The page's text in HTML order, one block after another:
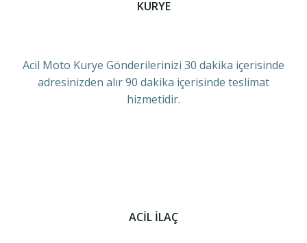
KURYE
Acil Moto Kurye Gönderilerinizi 30 dakika içerisinde
adresinizden alır 90 dakika içerisinde teslimat
hizmetidir.
ACİL İLAÇ